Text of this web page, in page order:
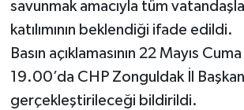
savunmak amacıyla tüm
katılımının beklendiği ifade edildi.
Basın açıklamasının 22 Mayıs
19.00’da CHP Zonguldak İl
gerçekleştirileceği bildirildi.